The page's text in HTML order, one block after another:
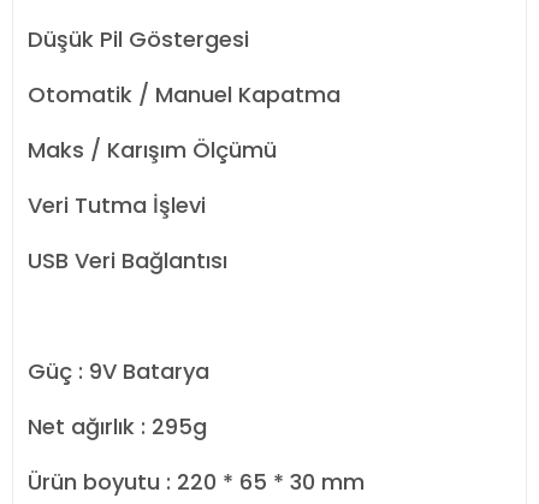
Düşük Pil Göstergesi
Otomatik / Manuel Kapatma
Maks / Karışım Ölçümü
Veri Tutma İşlevi
USB Veri Bağlantısı
Güç : 9V Batarya
Net ağırlık : 295g
Ürün boyutu : 220 * 65 * 30 mm